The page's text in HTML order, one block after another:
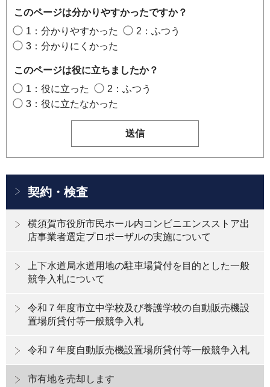
このページは分かりやすかったですか？
1：分かりやすかった
2：ふつう
3：分かりにくかった
このページは役に立ちましたか？
1：役に立った
2：ふつう
3：役に立たなかった
契約・検査
横須賀市役所市民ホール内コンビニエンスストア出
店事業者選定プロポーザルの実施について
上下水道局水道用地の駐車場貸付を目的とした一般
競争入札について
令和７年度市立中学校及び養護学校の自動販売機設
置場所貸付等一般競争入札
令和７年度自動販売機設置場所貸付等一般競争入札
市有地を売却します